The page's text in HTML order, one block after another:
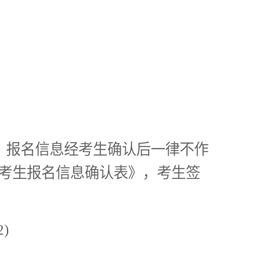
名信息经考生确认后一律不作
生报名信息确认表》，考生签